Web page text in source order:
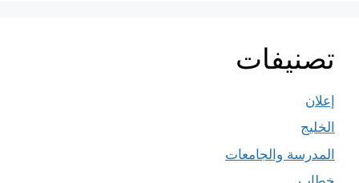
تصنيفات
إعلان
الخليج
المدرسة والجامعات